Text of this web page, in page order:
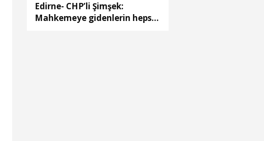
Edirne- CHP’li Şimşek:
Mahkemeye gidenlerin hepsi